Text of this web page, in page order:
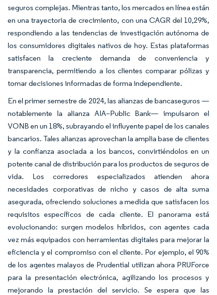
seguros complejas. Mientras tanto, los mercados en línea están
en una trayectoria de crecimiento, con una CAGR del 10,29%,
respondiendo a las tendencias de investigación autónoma de
los consumidores digitales nativos de hoy. Estas plataformas
satisfacen la creciente demanda de conveniencia y
transparencia, permitiendo a los clientes comparar pólizas y
tomar decisiones informadas de forma independiente.
En el primer semestre de 2024, las alianzas de bancaseguros —
notablemente la alianza AIA–Public Bank— impulsaron el
VONB en un 18%, subrayando el influyente papel de los canales
bancarios. Tales alianzas aprovechan la amplia base de clientes
y la confianza asociada a los bancos, convirtiéndolos en un
potente canal de distribución para los productos de seguros de
vida. Los corredores especializados atienden ahora
necesidades corporativas de nicho y casos de alta suma
asegurada, ofreciendo soluciones a medida que satisfacen los
requisitos específicos de cada cliente. El panorama está
evolucionando: surgen modelos híbridos, con agentes cada
vez más equipados con herramientas digitales para mejorar la
eficiencia y el compromiso con el cliente. Por ejemplo, el 90%
de los agentes malayos de Prudential utilizan ahora PRUForce
para la presentación electrónica, agilizando los procesos y
mejorando la prestación del servicio. Se espera que las